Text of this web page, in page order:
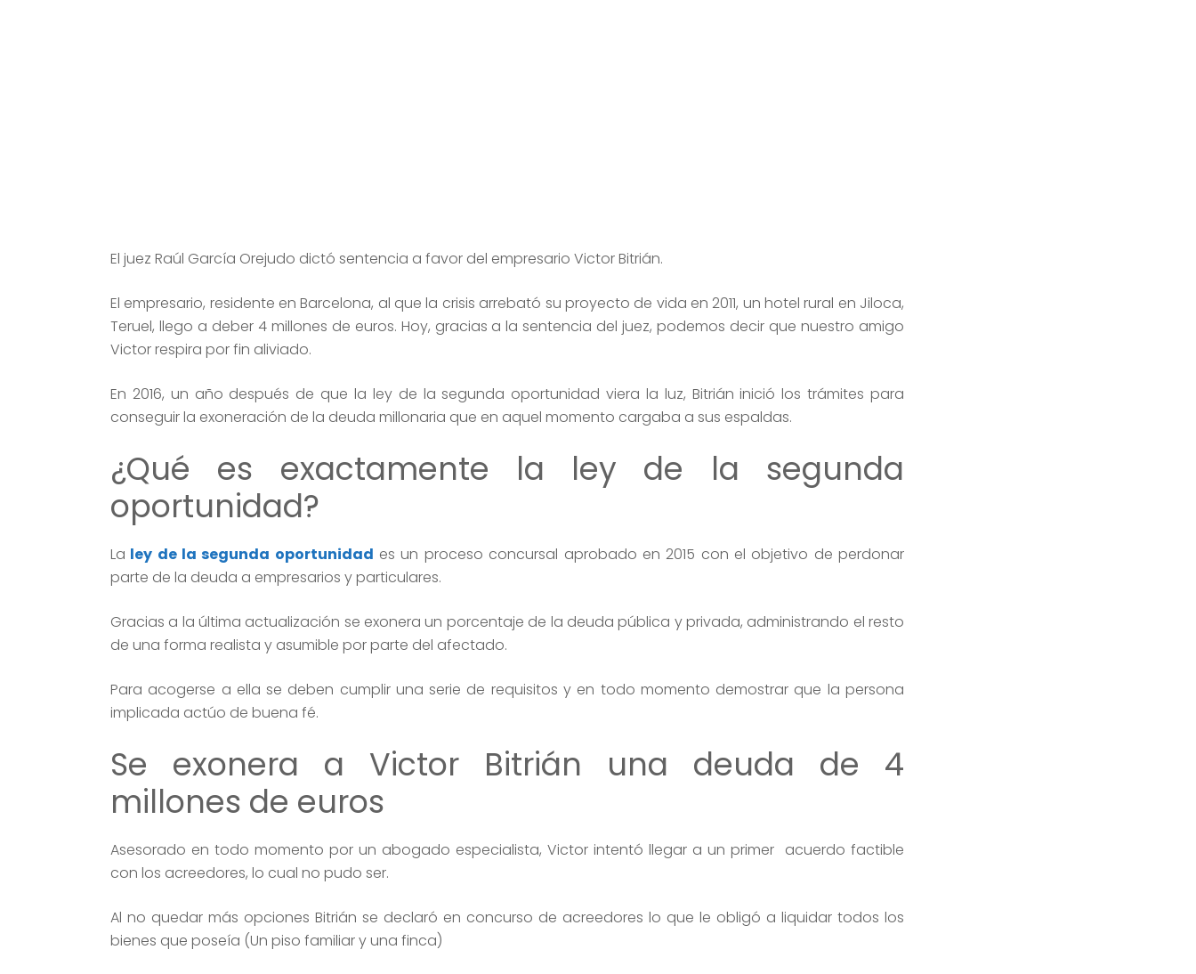
El juez Raúl García Orejudo dictó sentencia a favor del empresario Victor Bitrián.
El empresario, residente en Barcelona, al que la crisis arrebató su proyecto de vida en 2011, un hotel rural en Jiloca,
Teruel, llego a deber 4 millones de euros. Hoy, gracias a la sentencia del juez, podemos decir que nuestro amigo
Victor respira por fin aliviado.
En 2016, un año después de que la ley de la segunda oportunidad viera la luz, Bitrián inició los trámites para
conseguir la exoneración de la deuda millonaria que en aquel momento cargaba a sus espaldas.
¿Qué es exactamente la ley de la segunda
oportunidad?
La ley de la segunda oportunidad es un proceso concursal aprobado en 2015 con el objetivo de perdonar
parte de la deuda a empresarios y particulares.
Gracias a la última actualización se exonera un porcentaje de la deuda pública y privada, administrando el resto
de una forma realista y asumible por parte del afectado.
Para acogerse a ella se deben cumplir una serie de requisitos y en todo momento demostrar que la persona
implicada actúo de buena fé.
Se exonera a Victor Bitrián una deuda de 4
millones de euros
Asesorado en todo momento por un abogado especialista, Victor intentó llegar a un primer acuerdo factible
con los acreedores, lo cual no pudo ser.
Al no quedar más opciones Bitrián se declaró en concurso de acreedores lo que le obligó a liquidar todos los
bienes que poseía (Un piso familiar y una finca)